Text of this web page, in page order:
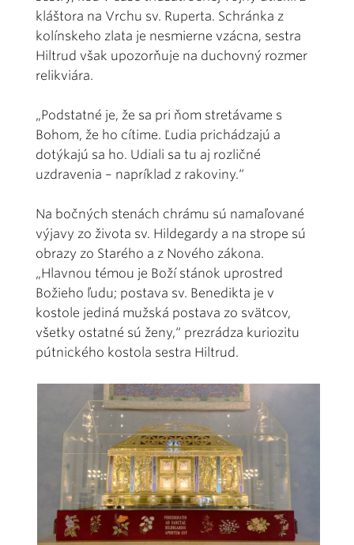
kláštora na Vrchu sv. Ruperta. Schránka z
kolínskeho zlata je nesmierne vzácna, sestra
Hiltrud však upozorňuje na duchovný rozmer
relikviára.
„Podstatné je, že sa pri ňom stretávame s
Bohom, že ho cítime. Ľudia prichádzajú a
dotýkajú sa ho. Udiali sa tu aj rozličné
uzdravenia – napríklad z rakoviny.“
Na bočných stenách chrámu sú namaľované
výjavy zo života sv. Hildegardy a na strope sú
obrazy zo Starého a z Nového zákona.
„Hlavnou témou je Boží stánok uprostred
Božieho ľudu; postava sv. Benedikta je v
kostole jediná mužská postava zo svätcov,
všetky ostatné sú ženy,“ prezrádza kuriozitu
pútnického kostola sestra Hiltrud.